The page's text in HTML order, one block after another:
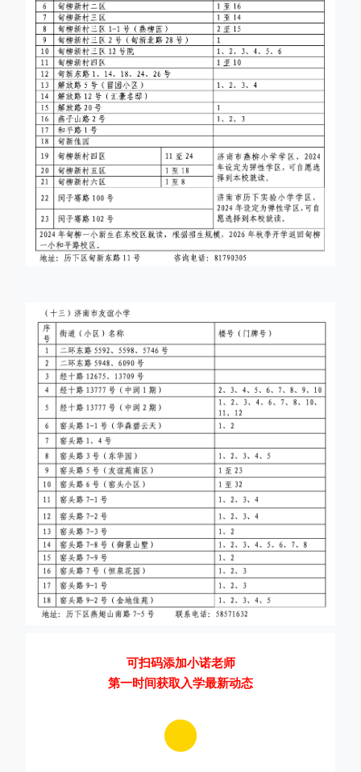
可扫码添加小诺老师
第一时间获取入学最新动态